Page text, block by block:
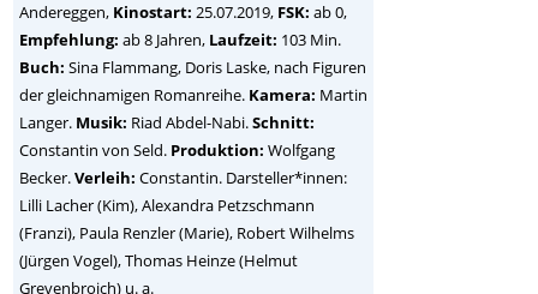
Andereggen, Kinostart: 25.07.2019, FSK: ab 0,
Empfehlung: ab 8 Jahren, Laufzeit: 103 Min.
Buch: Sina Flammang, Doris Laske, nach Figuren
der gleichnamigen Romanreihe. Kamera: Martin
Langer. Musik: Riad Abdel-Nabi.Schnitt:
Constantin von Seld. Produktion: Wolfgang
Becker.Verleih: Constantin. Darsteller*innen:
Lilli Lacher (Kim), Alexandra Petzschmann
(Franzi), Paula Renzler (Marie), Robert Wilhelms
(Jürgen Vogel), Thomas Heinze (Helmut
Grevenbroich) u. a.